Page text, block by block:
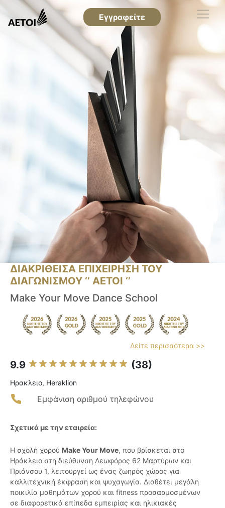
Εγγραφείτε
ΔΙΑΚΡΙΘΕΙΣΑ ΕΠΙΧΕΙΡΗΣΗ ΤΟΥ
ΔΙΑΓΩΝΙΣΜΟΥ ‘’ ΑΕΤΟΙ ‘’
Make Your Move Dance School
Δείτε περισσότερα >>
9.9 (38)
Ηρακλειο, Heraklion
Εμφάνιση αριθμού τηλεφώνου
Σχετικά με την εταιρεία:
Η σχολή χορού Make Your Move, που βρίσκεται στο
Ηράκλειο στη διεύθυνση Λεωφόρος 62 Μαρτύρων και
Πριάνσου 1, λειτουργεί ως ένας ζωηρός χώρος για
καλλιτεχνική έκφραση και ψυχαγωγία. Διαθέτει μεγάλη
ποικιλία μαθημάτων χορού και fitness προσαρμοσμένων
σε διαφορετικά επίπεδα εμπειρίας και ηλικιακές